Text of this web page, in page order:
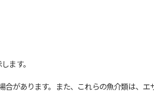
ます。
あります。また、これらの魚介類は、エ